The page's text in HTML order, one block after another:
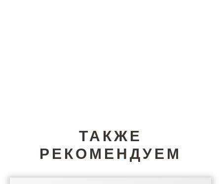
ТАКЖЕ
РЕКОМЕНДУЕМ